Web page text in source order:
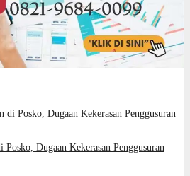
Dugaan Kekerasan Penggusuran